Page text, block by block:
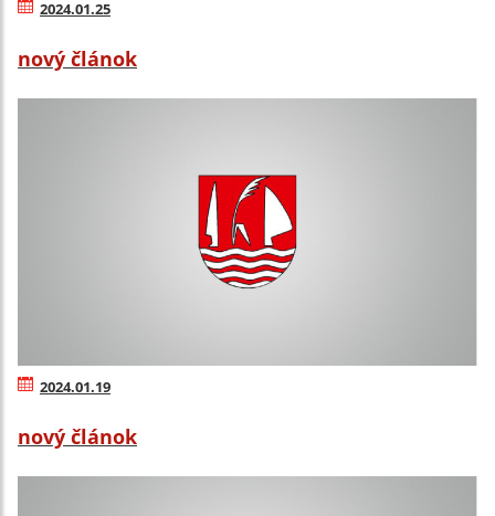
2024.01.25
nový článok
2024.01.19
nový článok